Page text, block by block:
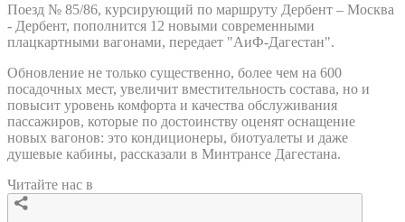
Поезд № 85/86, курсирующий по маршруту Дербент – Москва
- Дербент, пополнится 12 новыми современными
плацкартными вагонами, передает "АиФ-Дагестан".
Обновление не только существенно, более чем на 600
посадочных мест, увеличит вместительность состава, но и
повысит уровень комфорта и качества обслуживания
пассажиров, которые по достоинству оценят оснащение
новых вагонов: это кондиционеры, биотуалеты и даже
душевые кабины, рассказали в Минтрансе Дагестана.
Читайте нас в